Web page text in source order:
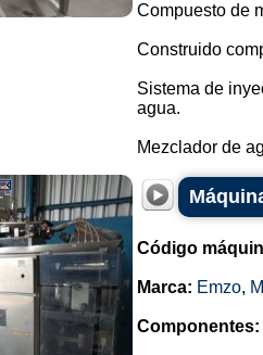
Compuesto de
Construido
Sistema de
agua.
Mezclador de
Código
Marca: Emzo,
Componentes: